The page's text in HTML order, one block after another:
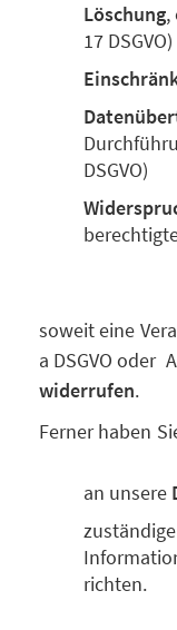
Löschung,
17 DSGVO)
DSGVO)
soweit eine
a DSGVO oder
widerrufen.
Ferner haben
an unsere
richten.